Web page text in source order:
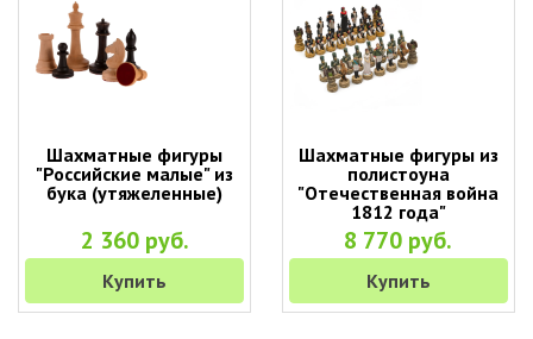
Шахматные фигуры
"Российские малые" из
бука (утяжеленные)
2 360 руб.
Купить
Шахматные фигуры из
полистоуна
"Отечественная война
1812 года"
8 770 руб.
Купить